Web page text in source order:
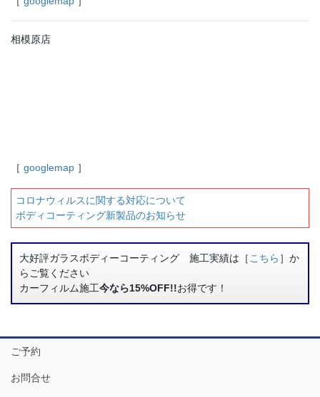
相模原店
［ googlemap ］
コロナウィルスに関する対応について
ボディコーティング新製品のお知らせ
大好評ガラスボディーコーティング 施工実績は［こちら ］か
らご覧ください
カーフィルム施工今なら15%OFF!!お得です！
ご予約
お問合せ